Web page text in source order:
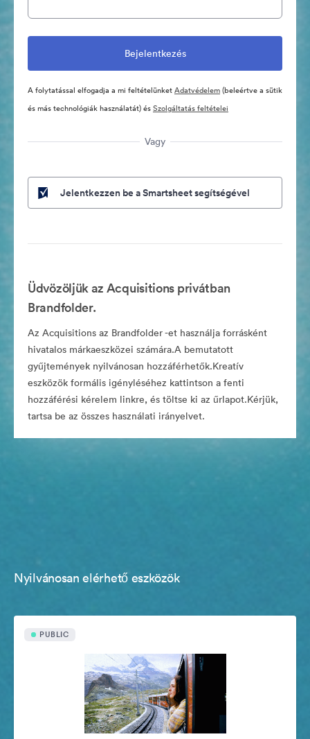
A folytatással elfogadja a mi feltételünketAdatvédelem(beleértve a sütik
és más technológiák használatát) ésSzolgáltatás feltételei
Vagy
Jelentkezzen be a Smartsheet segítségével
Üdvözöljük az Acquisitions privátban
Brandfolder.
Az Acquisitions az Brandfolder -et használja forrásként
hivatalos márkaeszközei számára.A bemutatott
gyűjtemények nyilvánosan hozzáférhetők.Kreatív
eszközök formális igényléséhez kattintson a fenti
hozzáférési kérelem linkre, és töltse ki az űrlapot.Kérjük,
tartsa be az összes használati irányelvet.
Nyilvánosan elérhető eszközök
PUBLIC